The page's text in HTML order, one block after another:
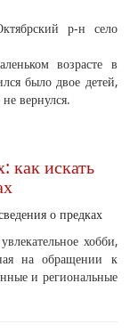
р-н село
возрасте в
было двое детей,
вернулся.
искать
хобби,
на обращении к
и региональные